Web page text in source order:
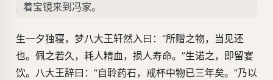
着宝镜来到冯家。
生一夕独寝，梦八大王轩然入曰：“所赠之物，当见还
也。佩之若久，耗人精血，损人寿命。”生诺之，即留宴
饮。八大王辞曰：“自聆药石，戒杯中物已三年矣。”乃以